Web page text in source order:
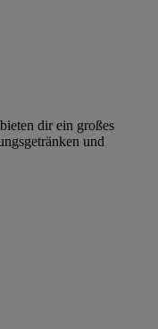
dir ein großes
und